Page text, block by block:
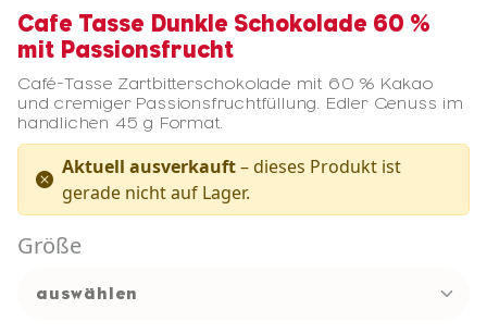
Cafe Tasse Dunkle Schokolade 60 %
mit Passionsfrucht
Café-Tasse Zartbitterschokolade mit 60 % Kakao
und cremiger Passionsfruchtfüllung. Edler Genuss im
handlichen 45 g Format.
Aktuell ausverkauft– dieses Produkt ist
gerade nicht auf Lager.
Größe